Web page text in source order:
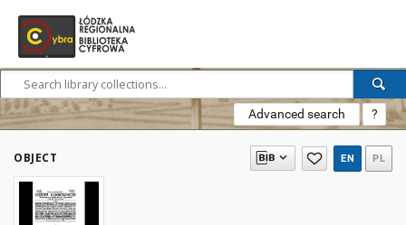
Advanced search ?
OBJECT EN PL